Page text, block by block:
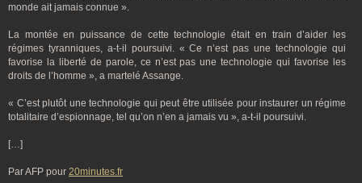
monde ait jamais connue ».
La montée en puissance de cette technologie était en train d’aider les
régimes tyranniques, a-t-il poursuivi. « Ce n’est pas une technologie qui
favorise la liberté de parole, ce n’est pas une technologie qui favorise les
droits de l’homme », a martelé Assange.
« C’est plutôt une technologie qui peut être utilisée pour instaurer un régime
totalitaire d’espionnage, tel qu’on n’en a jamais vu », a-t-il poursuivi.
[…]
Par AFP pour 20minutes.fr